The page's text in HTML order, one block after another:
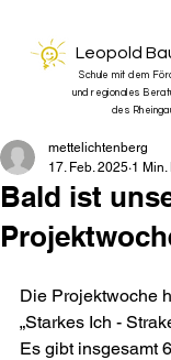
Leopold
Schule mit dem
und regionales
des
Bald ist
mettelichtenberg
17. Feb. 2025 1
Die Projektwoche
„Starkes Ich -
Es gibt insgesamt